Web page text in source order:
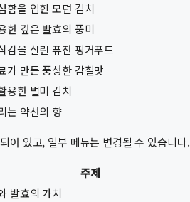
함을 입힌 모던 김치
한 깊은 발효의 풍미
감을 살린 퓨전 핑거푸드
가 만든 풍성한 감칠맛
용한 별미 김치
는 약선의 향
어 있고, 일부 메뉴는 변경될 수 있습니다.
주제
발효의 가치